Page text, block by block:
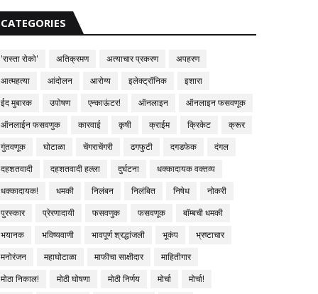
CATEGORIES
'रास्ता रोको' अतिक्रमण अत्याचार प्रकरण
अपहरण
आत्महत्या
आंदोलन आरोग्य इलेक्ट्रॉनिक
इशारा
ईद मुबारक
उपोषण एन्काऊंटर! ऑनलाइन
ऑनलाइन फसवणूक
ऑनलाईन फसवणुक
कारवाई कृषी क्राईम क्रिकेट
क्रूर
गुंतवणूक
घोटाळा चेंगराचेंगरी ढगफुटी दगडफेक
दंगल
दहशतवादी
दहशतवादी हल्ला दुर्घटना
धक्कादायक वक्तव्य
धक्कादायक!
धमकी निलंबन निलंबित निषेध
नोकरी
पुरस्कार
प्रेरणादायी फसवणुक फसवणूक
बॉम्बची धमकी
भयानक
भविष्यवाणी भावपूर्ण श्रद्धांजली भूकंप
भ्रष्टाचार
मनोरंजन
महाघोटाळा माफीचा साक्षीदार
माहितीगार
मोठा निकाल!
मोठी घोषणा मोठी निर्णय मोर्चा
मोर्चा!